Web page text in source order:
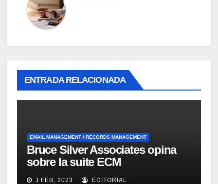
ENTRADA RELACIONADA
EMAIL MANAGEMENT / RECORDS MANAGEMENT
Bruce Silver Associates opina
sobre la suite ECM
Documentum Enterprise
J FEB, 2023 EDITORIAL